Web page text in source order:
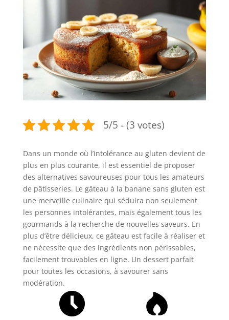
5/5 - (3 votes)
Dans un monde où l’intolérance au gluten devient de
plus en plus courante, il est essentiel de proposer
des alternatives savoureuses pour tous les amateurs
de pâtisseries. Le gâteau à la banane sans gluten est
une merveille culinaire qui séduira non seulement
les personnes intolérantes, mais également tous les
gourmands à la recherche de nouvelles saveurs. En
plus d’être délicieux, ce gâteau est facile à réaliser et
ne nécessite que des ingrédients non périssables,
facilement trouvables en ligne. Un dessert parfait
pour toutes les occasions, à savourer sans
modération.